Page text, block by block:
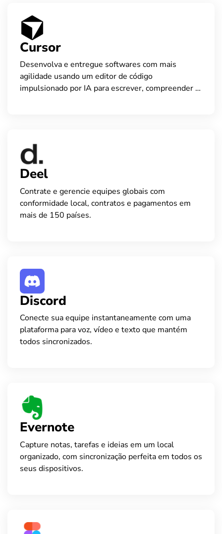
Cursor
Desenvolva e entregue softwares com mais
agilidade usando um editor de código
impulsionado por IA para escrever, compreender e
Deel
Contrate e gerencie equipes globais com
conformidade local, contratos e pagamentos em
mais de 150 países.
Discord
Conecte sua equipe instantaneamente com uma
plataforma para voz, vídeo e texto que mantém
todos sincronizados.
Evernote
Capture notas, tarefas e ideias em um local
organizado, com sincronização perfeita em todos os
seus dispositivos.